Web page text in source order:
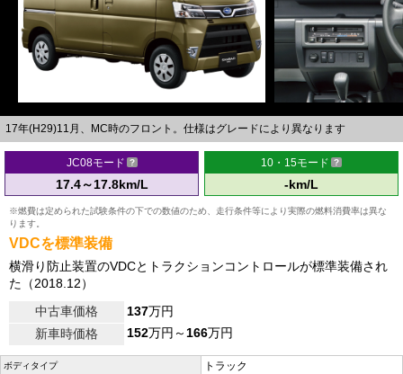
17年(H29)11月、MC時のフロント。仕様はグレードにより異なります
JC08モード
17.4～17.8km/L
10・15モード
-km/L
※燃費は定められた試験条件の下での数値のため、走行条件等により実際の燃料消費率は異な
ります。
VDCを標準装備
横滑り防止装置のVDCとトラクションコントロールが標準装備され
た（2018.12）
中古車価格
137万円
新車時価格
152万円～166万円
ボディタイプ トラック